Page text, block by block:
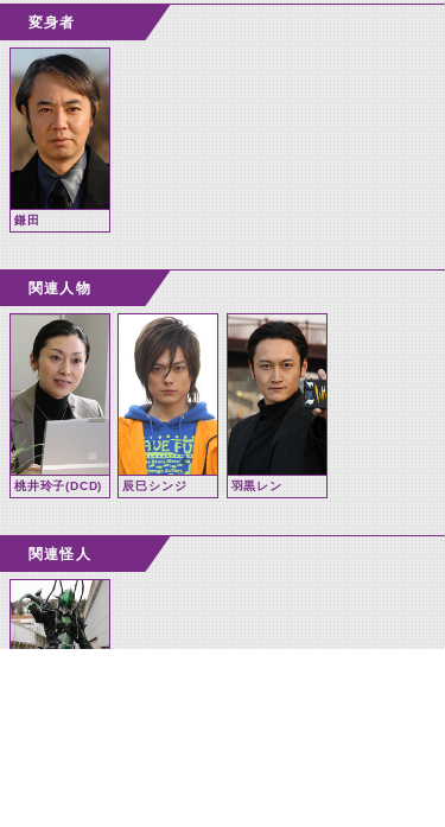
変身者
鎌田
関連人物
桃井玲子(DCD) 辰巳シンジ 羽黒レン
関連怪人